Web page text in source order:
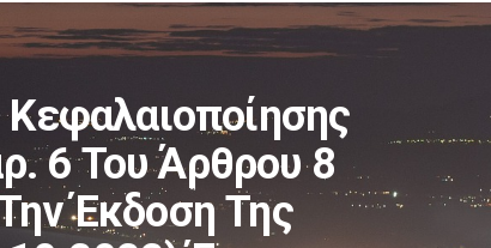
6 Του Άρθρου 8
Έκδοση Της